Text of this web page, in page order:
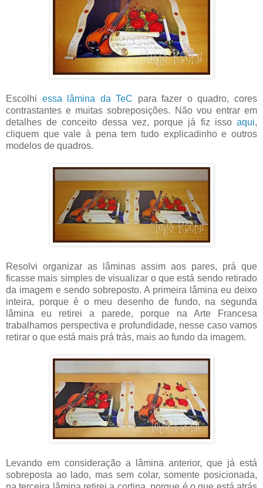
Escolhi essa lâmina da TeC para fazer o quadro, cores
contrastantes e muitas sobreposições. Não vou entrar em
detalhes de conceito dessa vez, porque já fiz isso aqui,
cliquem que vale à pena tem tudo explicadinho e outros
modelos de quadros.
Resolvi organizar as lâminas assim aos pares, prá que
ficasse mais simples de visualizar o que está sendo retirado
da imagem e sendo sobreposto. A primeira lâmina eu deixo
inteira, porque é o meu desenho de fundo, na segunda
lâmina eu retirei a parede, porque na Arte Francesa
trabalhamos perspectiva e profundidade, nesse caso vamos
retirar o que está mais prá trás, mais ao fundo da imagem.
Levando em consideração a lâmina anterior, que já está
sobreposta ao lado, mas sem colar, somente posicionada,